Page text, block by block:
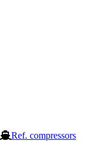
Ref. compressors